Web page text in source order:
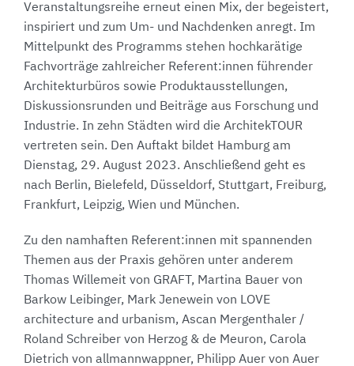
Veranstaltungsreihe erneut einen Mix, der begeistert,
inspiriert und zum Um- und Nachdenken anregt. Im
Mittelpunkt des Programms stehen hochkarätige
Fachvorträge zahlreicher Referent:innen führender
Architekturbüros sowie Produktausstellungen,
Diskussionsrunden und Beiträge aus Forschung und
Industrie. In zehn Städten wird die ArchitekTOUR
vertreten sein. Den Auftakt bildet Hamburg am
Dienstag, 29. August 2023. Anschließend geht es
nach Berlin, Bielefeld, Düsseldorf, Stuttgart, Freiburg,
Frankfurt, Leipzig, Wien und München.
Zu den namhaften Referent:innen mit spannenden
Themen aus der Praxis gehören unter anderem
Thomas Willemeit von GRAFT, Martina Bauer von
Barkow Leibinger, Mark Jenewein von LOVE
architecture and urbanism, Ascan Mergenthaler /
Roland Schreiber von Herzog & de Meuron, Carola
Dietrich von allmannwappner, Philipp Auer von Auer